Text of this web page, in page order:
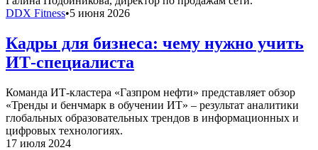
DDX Fitness•5 июня 2026
Кадры для бизнеса: чему нужно учить
ИТ-специалиста
Команда ИТ-кластера «Газпром нефти» представляет обзор
«Тренды и бенчмарк в обучении ИТ» – результат аналитики
глобальных образовательных трендов в информационных и
цифровых технологиях.
17 июля 2024